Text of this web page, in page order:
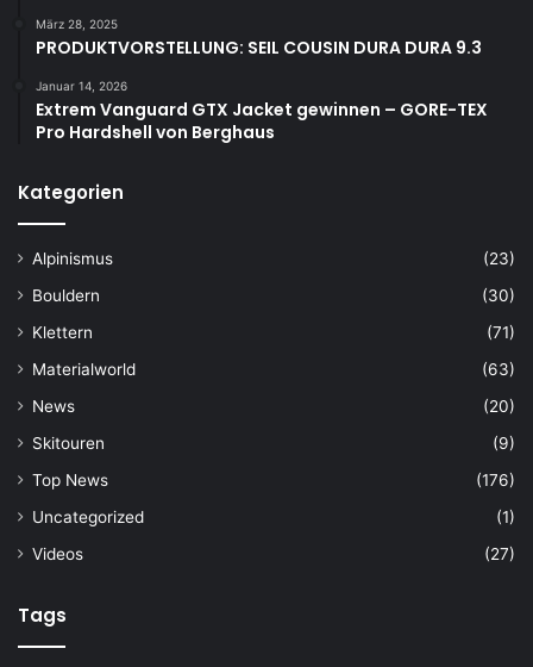
März 28, 2025
PRODUKTVORSTELLUNG: SEIL COUSIN DURA DURA 9.3
Januar 14, 2026
Extrem Vanguard GTX Jacket gewinnen – GORE-TEX
Pro Hardshell von Berghaus
Kategorien
Alpinismus
(23)
Bouldern
(30)
Klettern
(71)
Materialworld
(63)
News
(20)
Skitouren
(9)
Top News
(176)
Uncategorized
(1)
Videos
(27)
Tags